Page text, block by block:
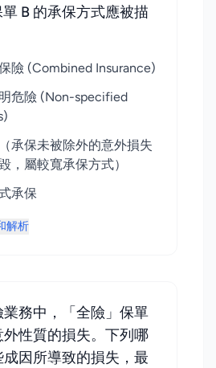
B 的承保方式應被描
險 (Combined Insurance)
危險 (Non-specified
承保未被除外的意外損失
，屬較寬承保方式）
承保
解析
務中，「全險」保單
性質的損失。下列哪
因所導致的損失，最